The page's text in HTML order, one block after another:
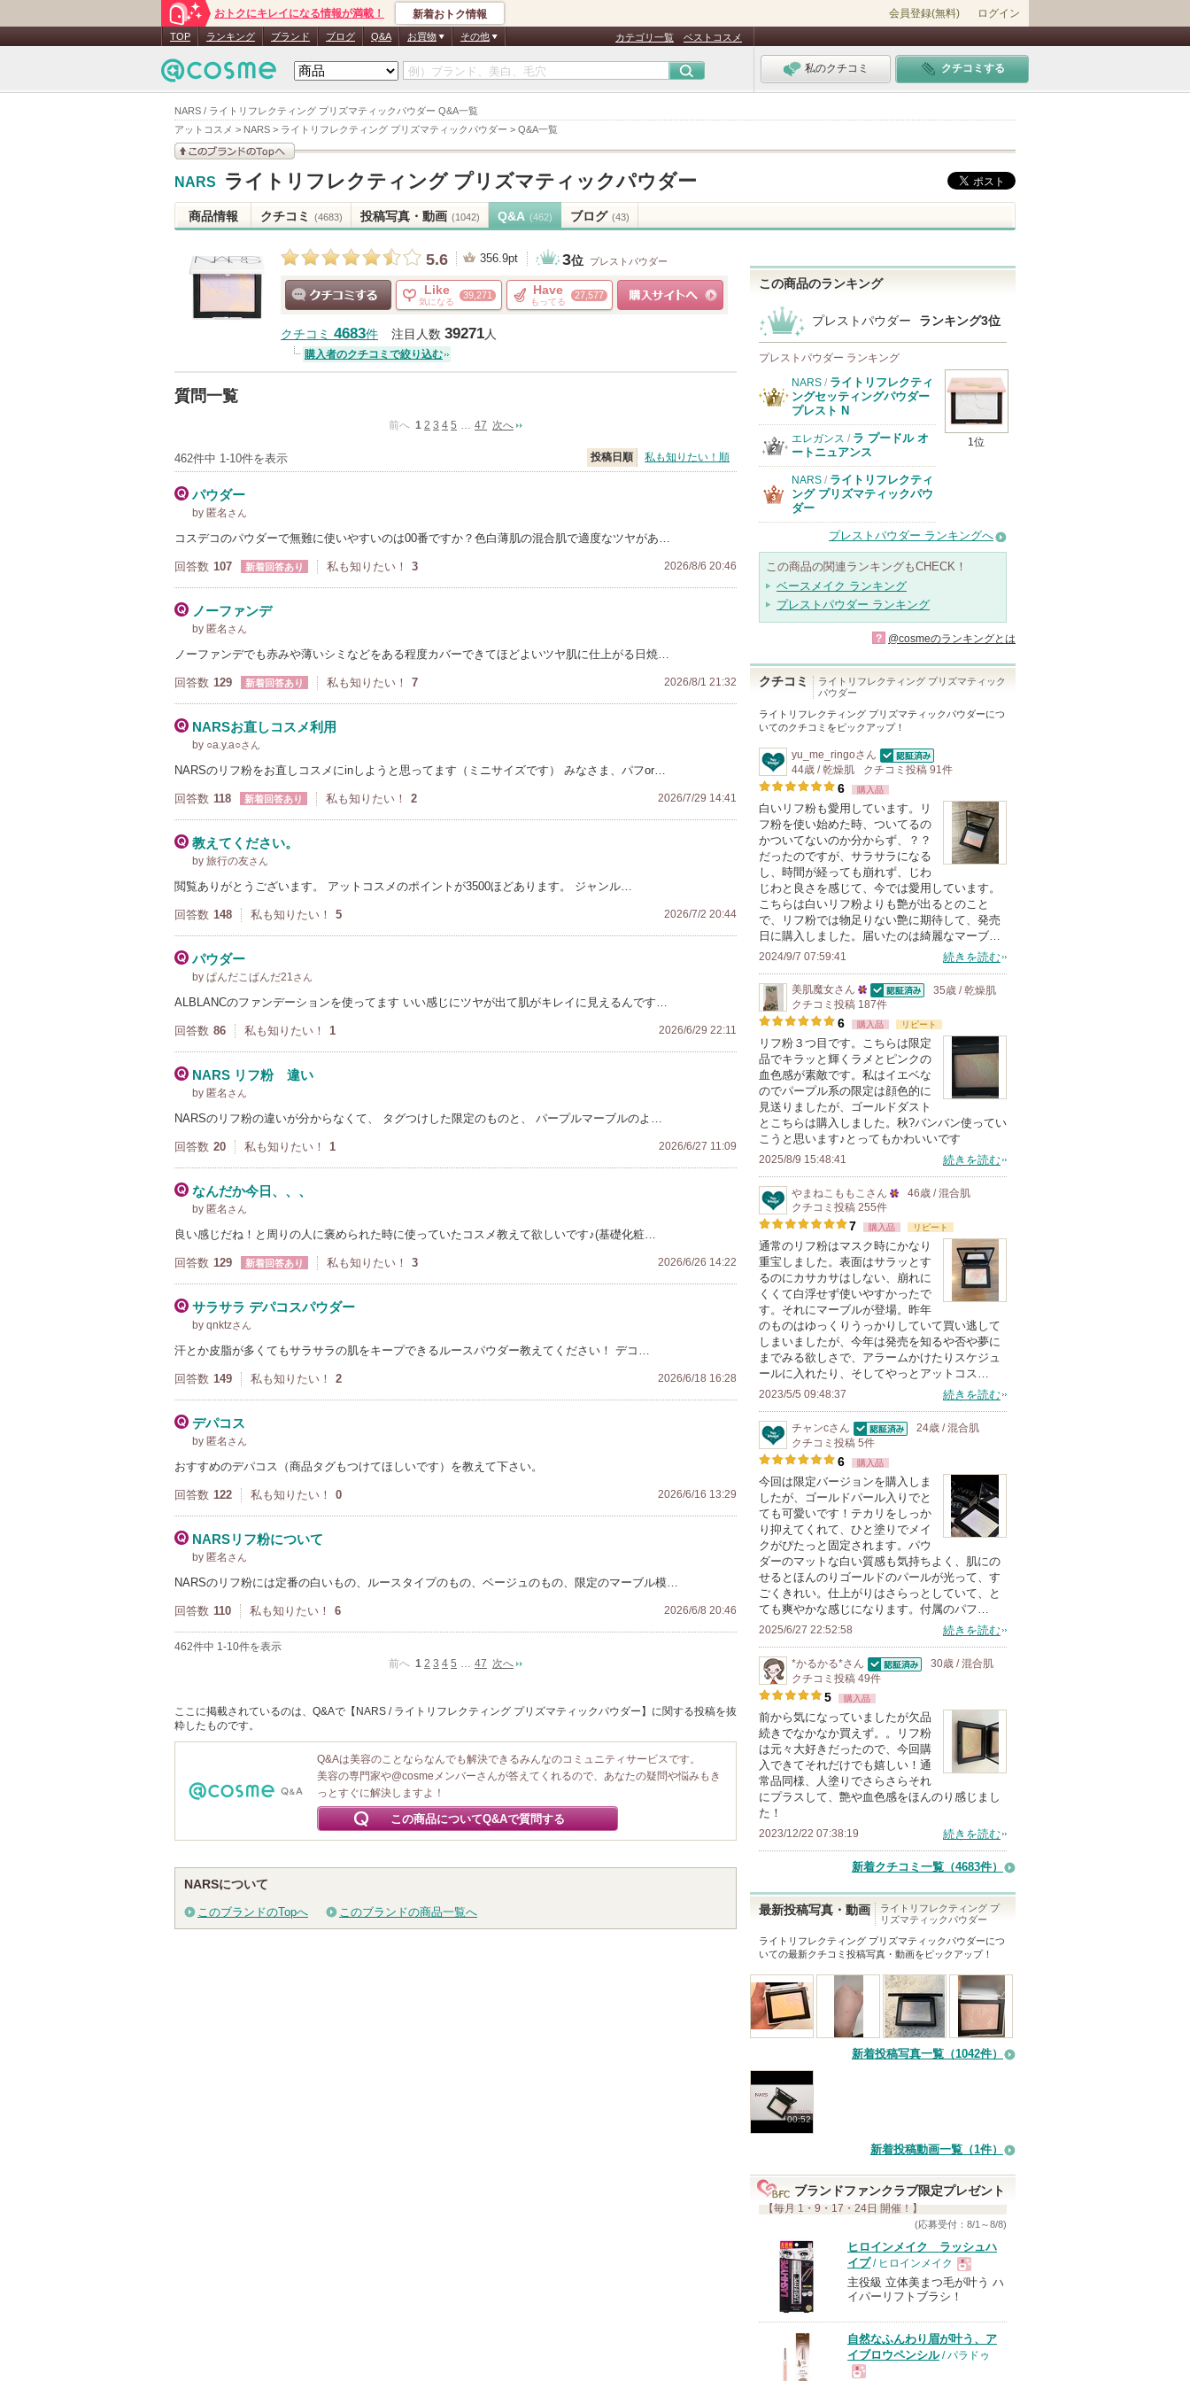
NARS / ライトリフレクティング プリズマティックパウダー Q&A一覧
アットコスメ > NARS > ライトリフレクティング プリズマティックパウダー > Q&A一覧
おトクにキレイになる情報が満載！ 新着おトク情報 会員登録(無料) ログイン
TOP ランキング ブランド ブログ Q&A お買物 その他 カテゴリ一覧 ベストコスメ
私のクチコミ クチコミする
このブランドの情報を
NARS ライトリフレクティング プリズマティックパウダー
商品情報 クチコミ (4683) 投稿写真・動画 (1042) Q&A (462) ブログ (43)
5.6 356.9pt 3位 プレストパウダー
Like
気になる
39,271 Have
もってる
27,577
クチコミ 4683件 注目人数 39271人
購入者のクチコミで絞り込む
質問一覧
前へ 1 2 3 4 5 … 47 次へ
462件中 1-10件を表示 投稿日順 私も知りたい！順
パウダー
by 匿名 さん
コスデコのパウダーで無難に使いやすいのは00番ですか？色白薄肌の混合肌で適度なツヤがあ…
回答数 107 新着回答あり 私も知りたい！ 3 2026/8/6 20:46
ノーファンデ
by 匿名 さん
ノーファンデでも赤みや薄いシミなどをある程度カバーできてほどよいツヤ肌に仕上がる日焼…
回答数 129 新着回答あり 私も知りたい！ 7 2026/8/1 21:32
NARSお直しコスメ利用
by ○a.y.a○さん
NARSのリフ粉をお直しコスメにinしようと思ってます（ミニサイズです） みなさま、パフor…
回答数 118 新着回答あり 私も知りたい！ 2 2026/7/29 14:41
教えてください。
by 旅行の友さん
閲覧ありがとうございます。 アットコスメのポイントが3500ほどあります。 ジャンル…
回答数 148 私も知りたい！ 5 2026/7/2 20:44
パウダー
by ぱんだこぱんだ21さん
ALBLANCのファンデーションを使ってます いい感じにツヤが出て肌がキレイに見えるんです…
回答数 86 私も知りたい！ 1 2026/6/29 22:11
NARS リフ粉 違い
by 匿名 さん
NARSのリフ粉の違いが分からなくて、 タグつけした限定のものと、 パープルマーブルのよ…
回答数 20 私も知りたい！ 1 2026/6/27 11:09
なんだか今日、、、
by 匿名 さん
良い感じだね！と周りの人に褒められた時に使っていたコスメ教えて欲しいです♪(基礎化粧…
回答数 129 新着回答あり 私も知りたい！ 3 2026/6/26 14:22
サラサラ デパコスパウダー
by qnktzさん
汗とか皮脂が多くてもサラサラの肌をキープできるルースパウダー教えてください！ デコ…
回答数 149 私も知りたい！ 2 2026/6/18 16:28
デパコス
by 匿名 さん
おすすめのデパコス（商品タグもつけてほしいです）を教えて下さい。
回答数 122 私も知りたい！ 0 2026/6/16 13:29
NARSリフ粉について
by 匿名 さん
NARSのリフ粉には定番の白いもの、ルースタイプのもの、ベージュのもの、限定のマーブル模…
回答数 110 私も知りたい！ 6 2026/6/8 20:46
462件中 1-10件を表示
前へ 1 2 3 4 5 … 47 次へ
ここに掲載されているのは、Q&Aで【NARS / ライトリフレクティング プリズマティックパウダー】に関する投稿を抜
粋したものです。
Q&Aは美容のことならなんでも解決できるみんなのコミュニティサービスです。
美容の専門家や@cosmeメンバーさんが答えてくれるので、あなたの疑問や悩みもき
っとすぐに解決しますよ！
この商品についてQ&Aで質問する
NARSについて
このブランドのTopへ このブランドの商品一覧へ
この商品のランキング
プレストパウダー ランキング3位
プレストパウダー ランキング
1位
NARS / ライトリフレクティ
ングセッティングパウダー
プレスト N
エレガンス / ラ プードル オ
ートニュアンス
NARS / ライトリフレクティ
ング プリズマティックパウ
ダー
プレストパウダー ランキングへ
この商品の関連ランキングもCHECK！
ベースメイク ランキング
プレストパウダー ランキング
? @cosmeのランキングとは
クチコミ
ライトリフレクティング プリズマティック
パウダー
ライトリフレクティング プリズマティックパウダーにつ
いてのクチコミをピックアップ！
yu_me_ringoさん
認証済
44歳 / 乾燥肌 クチコミ投稿 91 件
6 購入品
白いリフ粉も愛用しています。リ
フ粉を使い始めた時、ついてるの
かついてないのか分からず、？？
だったのですが、サラサラになる
し、時間が経っても崩れず、じわ
じわと良さを感じて、今では愛用しています。
こちらは白いリフ粉よりも艶が出るとのこと
で、リフ粉では物足りない艶に期待して、発売
日に購入しました。届いたのは綺麗なマーブ…
2024/9/7 07:59:41 続きを読む
美肌魔女さん
25
人
以
上
の
メ
ン
ー
に
気
に
入
り
登
録
さ
て
い
ま
認証済
35歳 / 乾燥肌
クチコミ投稿 187件
6 購入品 リピート
リフ粉３つ目です。こちらは限定
品でキラッと輝くラメとピンクの
血色感が素敵です。私はイエベな
のでパープル系の限定は顔色的に
見送りましたが、ゴールドダスト
とこちらは購入しました。秋?バンバン使ってい
こうと思います♪とってもかわいいです
2025/8/9 15:48:41 続きを読む
やまねこももこ さん
人
以
上
の
メ
ン
バ
ー
お
入
り
登
録
さ
れ
て
ま
46歳 / 混合肌
クチコミ投稿 255件
7 購入品 リピート
通常のリフ粉はマスク時にかなり
重宝しました。表面はサラッとす
るのにカサカサはしない、崩れに
くくて白浮せず使いやすかったで
す。それにマーブルが登場。昨年
のものはゆっくりうっかりしていて買い逃して
しまいましたが、今年は発売を知るや否や夢に
までみる欲しさで、アラームかけたりスケジュ
ールに入れたり、そしてやっとアットコス…
2023/5/5 09:48:37 続きを読む
チャンcさん
認証済
24歳 / 混合肌
クチコミ投稿 5件
6 購入品
今回は限定バージョンを購入しま
したが、ゴールドパール入りでと
ても可愛いです！テカリをしっか
り抑えてくれて、ひと塗りでメイ
クがぴたっと固定されます。パウ
ダーのマットな白い質感も気持ちよく、肌にの
せるとほんのりゴールドのパールが光って、す
ごくきれい。仕上がりはさらっとしていて、と
ても爽やかな感じになります。付属のパフ…
2025/6/27 22:52:58 続きを読む
*かるかる*さん
認証済
30歳 / 混合肌
クチコミ投稿 49件
5 購入品
前から気になっていましたが欠品
続きでなかなか買えず。。リフ粉
は元々大好きだったので、今回購
入できてそれだけでも嬉しい！通
常品同様、人塗りでさらさらそれ
にプラスして、艶や血色感をほんのり感じまし
た！
2023/12/22 07:38:19 続きを読む
新着クチコミ一覧 （4683件）
最新投稿写真・動画
ライトリフレクティング プ
リズマティックパウダー
ライトリフレクティング プリズマティックパウダーにつ
いての最新クチコミ投稿写真・動画をピックアップ！
新着投稿写真一覧（1042件）
00:52
新着投稿動画一覧（1件）
ブランドファンクラブ限定プレゼント
【毎月 1・9・17・24日 開催！】
(応募受付：8/1～8/8)
ヒロインメイク ラッシュハ
イプ/ ヒロインメイク
現
品
主役級 立体美まつ毛が叶う ハ
イパーリフトブラシ！
自然なふんわり眉が叶う、ア
イブロウペンシル/ パラドゥ